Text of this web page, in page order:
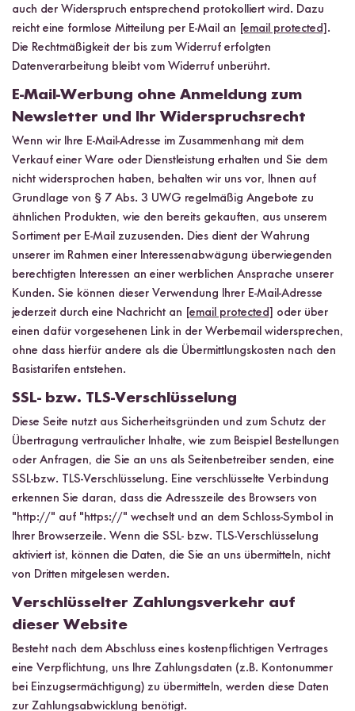
auch der Widerspruch entsprechend protokolliert wird. Dazu
reicht eine formlose Mitteilung per E-Mail an [email protected] .
Die Rechtmäßigkeit der bis zum Widerruf erfolgten
Datenverarbeitung bleibt vom Widerruf unberührt.
E-Mail-Werbung ohne Anmeldung zum
Newsletter und Ihr Widerspruchsrecht
Wenn wir Ihre E-Mail-Adresse im Zusammenhang mit dem
Verkauf einer Ware oder Dienstleistung erhalten und Sie dem
nicht widersprochen haben, behalten wir uns vor, Ihnen auf
Grundlage von § 7 Abs. 3 UWG regelmäßig Angebote zu
ähnlichen Produkten, wie den bereits gekauften, aus unserem
Sortiment per E-Mail zuzusenden. Dies dient der Wahrung
unserer im Rahmen einer Interessenabwägung überwiegenden
berechtigten Interessen an einer werblichen Ansprache unserer
Kunden. Sie können dieser Verwendung Ihrer E-Mail-Adresse
jederzeit durch eine Nachricht an [email protected] oder über
einen dafür vorgesehenen Link in der Werbemail widersprechen,
ohne dass hierfür andere als die Übermittlungskosten nach den
Basistarifen entstehen.
SSL- bzw. TLS-Verschlüsselung
Diese Seite nutzt aus Sicherheitsgründen und zum Schutz der
Übertragung vertraulicher Inhalte, wie zum Beispiel Bestellungen
oder Anfragen, die Sie an uns als Seitenbetreiber senden, eine
SSL-bzw. TLS-Verschlüsselung. Eine verschlüsselte Verbindung
erkennen Sie daran, dass die Adresszeile des Browsers von
"http://" auf "https://" wechselt und an dem Schloss-Symbol in
Ihrer Browserzeile. Wenn die SSL- bzw. TLS-Verschlüsselung
aktiviert ist, können die Daten, die Sie an uns übermitteln, nicht
von Dritten mitgelesen werden.
Verschlüsselter Zahlungsverkehr auf
dieser Website
Besteht nach dem Abschluss eines kostenpflichtigen Vertrages
eine Verpflichtung, uns Ihre Zahlungsdaten (z.B. Kontonummer
bei Einzugsermächtigung) zu übermitteln, werden diese Daten
zur Zahlungsabwicklung benötigt.